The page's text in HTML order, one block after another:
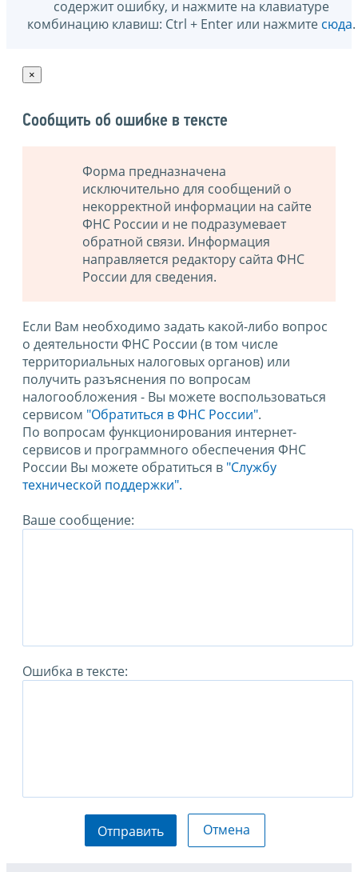
содержит ошибку, и нажмите на клавиатуре
комбинацию клавиш: Ctrl + Enter или нажмите сюда.
×
Сообщить об ошибке в тексте
Форма предназначена
исключительно для сообщений о
некорректной информации на сайте
ФНС России и не подразумевает
обратной связи. Информация
направляется редактору сайта ФНС
России для сведения.
Если Вам необходимо задать какой-либо вопрос
о деятельности ФНС России (в том числе
территориальных налоговых органов) или
получить разъяснения по вопросам
налогообложения - Вы можете воспользоваться
сервисом "Обратиться в ФНС России".
По вопросам функционирования интернет-
сервисов и программного обеспечения ФНС
России Вы можете обратиться в "Службу
технической поддержки".
Ваше сообщение:
Ошибка в тексте:
Отправить Отмена